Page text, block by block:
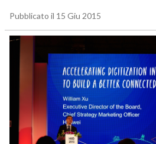
Pubblicato il 15 Giu 2015